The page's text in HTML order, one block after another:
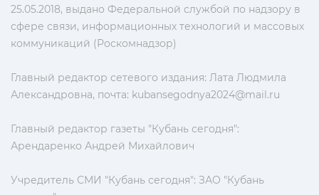
25.05.2018, выдано Федеральной службой по надзору в
сфере связи, информационных технологий и массовых
коммуникаций (Роскомнадзор)
Главный редактор сетевого издания: Лата Людмила
Александровна, почта: kubansegodnya2024@mail.ru
Главный редактор газеты "Кубань сегодня":
Арендаренко Андрей Михайлович
Учредитель СМИ "Кубань сегодня": ЗАО "Кубань